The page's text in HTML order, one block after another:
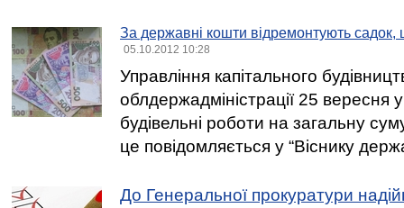
За державні кошти відремонтують садок,
05.10.2012 10:28
Управління капітального
облдержадміністрації 25 вересня
будівельні роботи на загальну
це повідомляється у “Віснику
До Генеральної прокуратури